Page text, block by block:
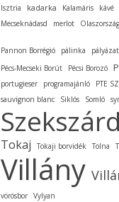
Isztria
kadarka Kalamáris kávé
Mecseknádasd
merlot Olaszország
Pannon Borrégió pálinka pályázat
Pécs-Mecseki Borút Pécsi Borozó
portugieser
programajánló PTE
sauvignon blanc
Siklós Somló
Szekszárd
Tokaj Tokaji borvidék Tolna
Villány
vörösbor Vylyan